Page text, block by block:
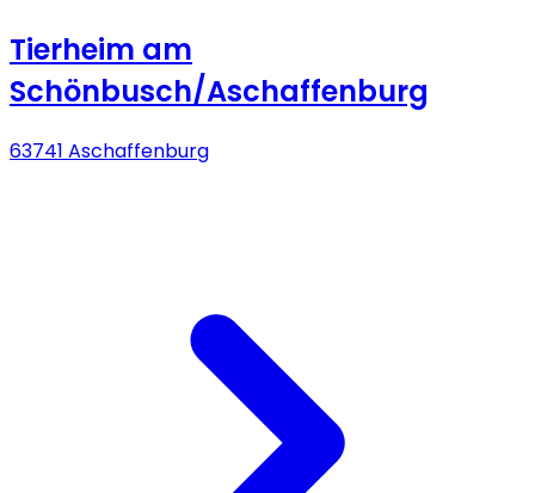
Tierheim am
Schönbusch/Aschaffenburg
63741 Aschaffenburg